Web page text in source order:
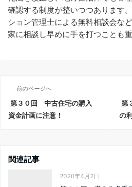
確認する制度が整いつつあります
ション管理士による無料相談会な
家に相談し早めに手を打つことも重
前のページへ
第３０回 中古住宅の購入
資金計画に注意！
第
の
関連記事
2020年4月2日